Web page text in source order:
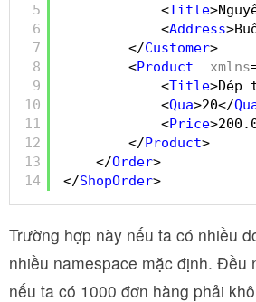
5
6
7
8
9
10
11
12
13
14
<Title
<Address
</Customer>
<Product xmlns
<Title>Dép
<Qua>20</
<Price
</Product>
</Order>
</ShopOrder>
Trường hợp này nếu ta có nhiều
nhiều namespace mặc định. Đều
nếu ta có 1000 đơn hàng phải